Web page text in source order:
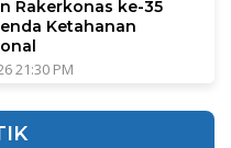
Rakerkonas ke-35
Ketahanan
21:30 PM